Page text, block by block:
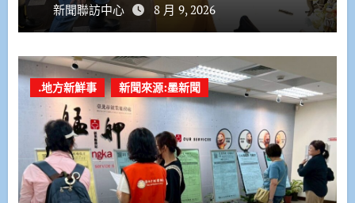
新聞聯訪中心 8 月 9, 2026
.地方新鮮事 新聞來源:墨新聞